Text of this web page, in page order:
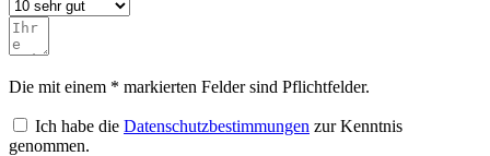
Die mit einem * markierten Felder sind Pflichtfelder.
Ich habe die Datenschutzbestimmungen zur Kenntnis
genommen.